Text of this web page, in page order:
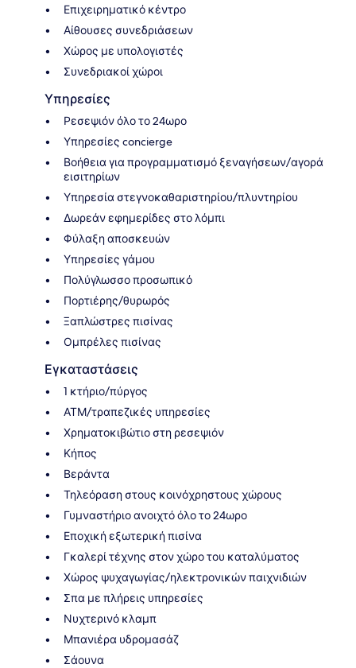
Επιχειρηματικό κέντρο
Αίθουσες συνεδριάσεων
Χώρος με υπολογιστές
Συνεδριακοί χώροι
Υπηρεσίες
Ρεσεψιόν όλο το 24ωρο
Υπηρεσίες concierge
Βοήθεια για προγραμματισμό ξεναγήσεων/αγορά
εισιτηρίων
Υπηρεσία στεγνοκαθαριστηρίου/πλυντηρίου
Δωρεάν εφημερίδες στο λόμπι
Φύλαξη αποσκευών
Υπηρεσίες γάμου
Πολύγλωσσο προσωπικό
Πορτιέρης/θυρωρός
Ξαπλώστρες πισίνας
Ομπρέλες πισίνας
Εγκαταστάσεις
1 κτήριο/πύργος
ΑΤΜ/τραπεζικές υπηρεσίες
Χρηματοκιβώτιο στη ρεσεψιόν
Κήπος
Βεράντα
Τηλεόραση στους κοινόχρηστους χώρους
Γυμναστήριο ανοιχτό όλο το 24ωρο
Εποχική εξωτερική πισίνα
Γκαλερί τέχνης στον χώρο του καταλύματος
Χώρος ψυχαγωγίας/ηλεκτρονικών παιχνιδιών
Σπα με πλήρεις υπηρεσίες
Νυχτερινό κλαμπ
Μπανιέρα υδρομασάζ
Σάουνα